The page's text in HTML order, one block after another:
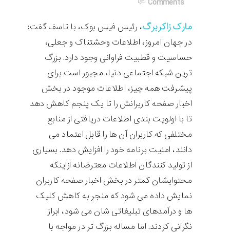
Comments
مارک زاکربرگ، رئیس فیس بوک، با تاسف گفت:
در جهان امروز، اطلاعات وحشتناک و جعلی،
حساسیت و قطبیت فراوانی وجود دارد. بزرگ
ترین شبکه اجتماعی دنیا، مجبور است برای
پیشرفت همه چیز، اطلاعات موجود در بخش
اخبار صفحه کاربرانش را تا یک پنجم کاهش دهد
تا با اولویت بندی اطلاعات دریافتی از منابع
مختلفی که کاربران آن ها را قابل اعتماد می
دانند، امنیت برنامه خود را افزایش دهد. بسیاری
از تولید کنندگان اطلاعات معترضانه ازاینکه
محتوایشان کمتر در بخش اخبار صفحه کاربران
نمایش داده می شود که منجر به کاهش کلیک
ها و درآمدهای تبلیغاتی شان می شود، ابراز
نگرانی کردند. اما مساله بزرگ تر در مواجه با